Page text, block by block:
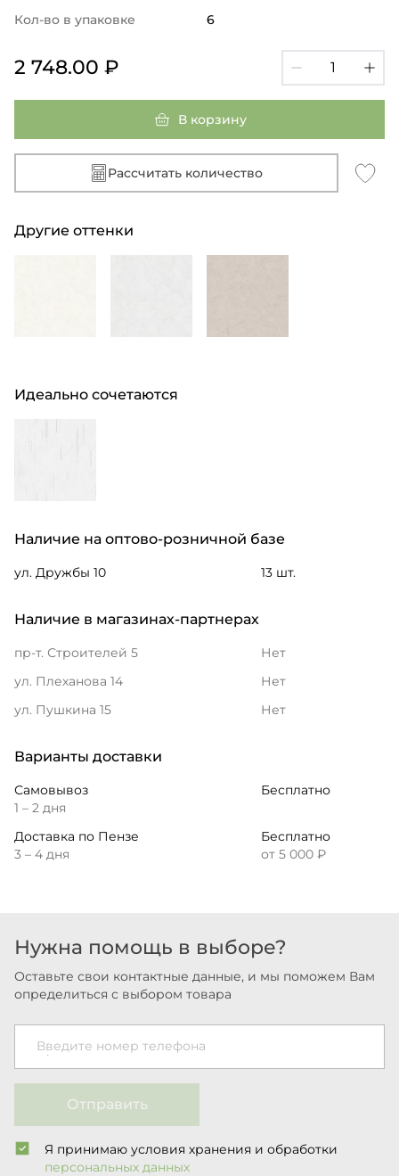
Кол-во в упаковке
6
2 748.00 ₽
В корзину
Рассчитать количество
Другие оттенки
Идеально сочетаются
Наличие на оптово-розничной базе
ул. Дружбы 10 13 шт.
Наличие в магазинах-партнерах
пр-т. Строителей 5
Нет
ул. Плеханова 14
Нет
ул. Пушкина 15
Нет
Варианты доставки
Самовывоз
1 – 2 дня
Бесплатно
Доставка по Пензе
3 – 4 дня
Бесплатно
от 5 000 ₽
Нужна помощь в выборе?
Оставьте свои контактные данные, и мы поможем Вам
определиться с выбором товара
Введите номер телефона
Отправить
Я принимаю условия хранения и обработки
персональных данных